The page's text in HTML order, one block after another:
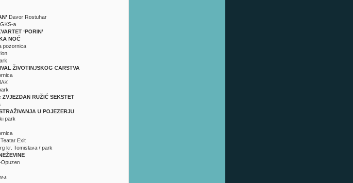
Davor Rostuhar
a
‘PORIN’
NOĆ
pozornica
ŽIVOTINJSKOG CARSTVA
ZVJEZDAN RUŽIĆ SEKSTET
U POJEZERJU
park
Teatar Exit
kr. Tomislava / park